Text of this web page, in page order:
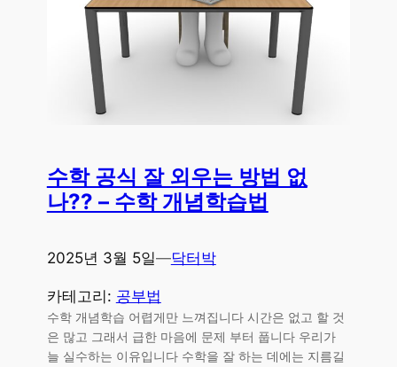
수학 공식 잘 외우는 방법 없
나?? – 수학 개념학습법
2025년 3월 5일—닥터박
카테고리: 공부법
수학 개념학습 어렵게만 느껴집니다 시간은 없고 할 것
은 많고 그래서 급한 마음에 문제 부터 풉니다 우리가
늘 실수하는 이유입니다 수학을 잘 하는 데에는 지름길